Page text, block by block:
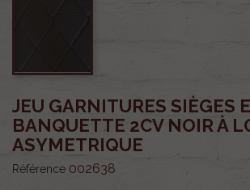
JEU GARNITURES SIÈGES
BANQUETTE 2CV NOIR À
ASYMETRIQUE
Référence 002638